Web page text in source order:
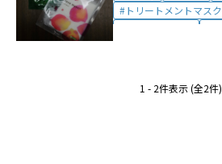
トリートメントマスク
1 - 2件表示 (全2件)